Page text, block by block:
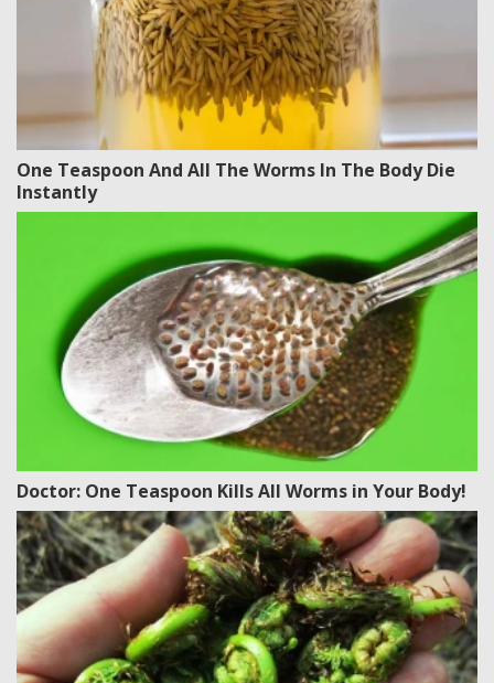
One Teaspoon And All The Worms In The Body Die
Instantly
Doctor: One Teaspoon Kills All Worms in Your Body!